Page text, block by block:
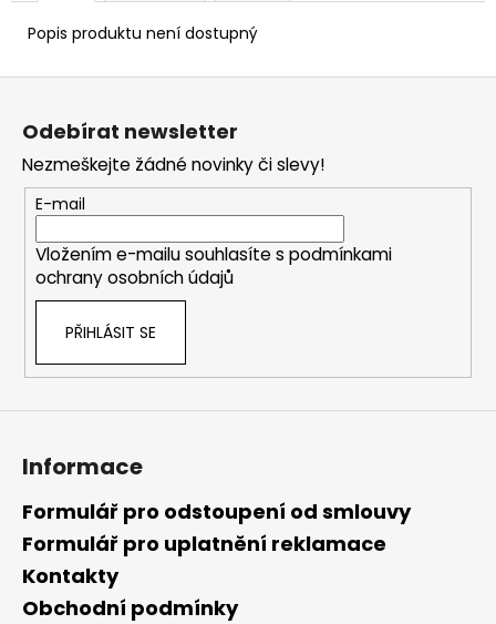
Popis produktu není dostupný
Odebírat newsletter
Nezmeškejte žádné novinky či slevy!
E-mail
Vložením e-mailu souhlasíte s podmínkami
ochrany osobních údajů
PŘIHLÁSIT SE
Informace
Formulář pro odstoupení od smlouvy
Formulář pro uplatnění reklamace
Kontakty
Obchodní podmínky